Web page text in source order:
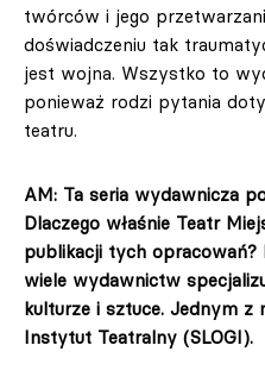
twórców i jego
doświadczeniu tak
jest wojna. Wszystko to
ponieważ rodzi pytania
teatru.
AM: Ta seria wydawnicza
Dlaczego właśnie Teatr
publikacji tych opracowań?
wiele wydawnictw
kulturze i sztuce. Jednym z
Instytut Teatralny (SLOGI).